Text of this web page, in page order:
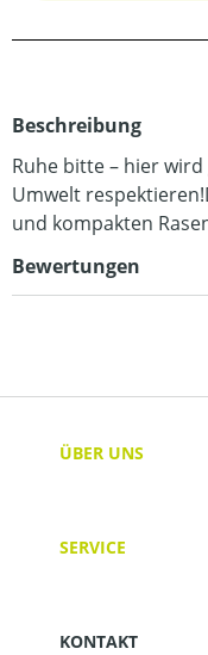
Beschreibung
Ruhe bitte – hier
Umwelt
und kompakten
Bewertungen
ÜBER UNS
SERVICE
KONTAKT